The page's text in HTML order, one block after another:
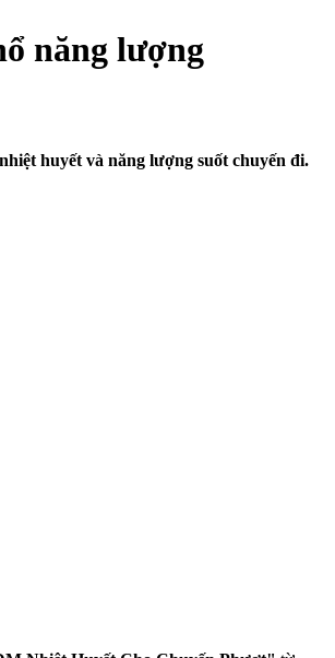
năng lượng
huyết và năng lượng suốt chuyến đi.